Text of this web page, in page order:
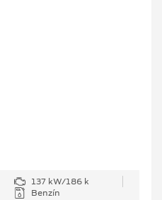
137 kW/186 k
Benzín